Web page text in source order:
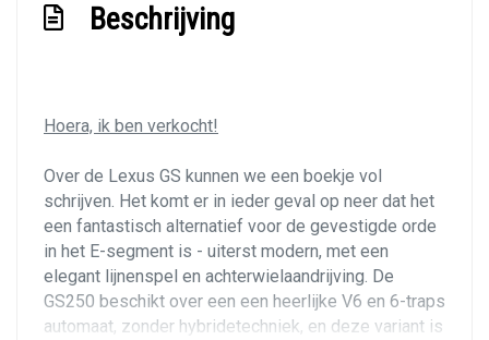
Elektrisch inklapbare buitenspiegels
Park distance control
Infotainment
Achteruitrijcamera
Bluetooth carkit en muziekstreaming
Navigatiesysteem
Radio-cd/mp3 speler
Beschrijving
Hoera, ik ben verkocht!
Over de Lexus GS kunnen we een boekje vol
schrijven. Het komt er in ieder geval op neer dat het
een fantastisch alternatief voor de gevestigde orde
in het E-segment is - uiterst modern, met een
elegant lijnenspel en achterwielaandrijving. De
GS250 beschikt over een een heerlijke V6 en 6-traps
automaat, zonder hybridetechniek, en deze variant is